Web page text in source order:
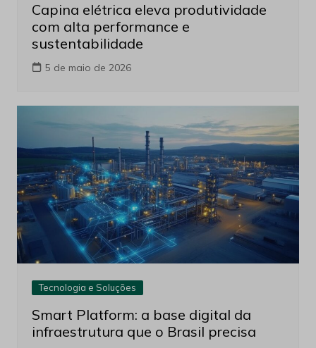
Capina elétrica eleva produtividade
com alta performance e
sustentabilidade
5 de maio de 2026
Tecnologia e Soluções
Smart Platform: a base digital da
infraestrutura que o Brasil precisa